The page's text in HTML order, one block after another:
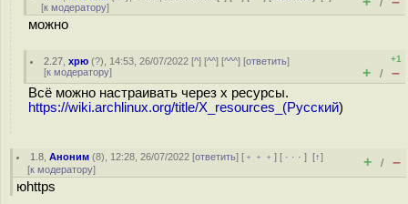
[к модератору] /
можно
2.27 ,хрю (?), 14:53, 26/07/2022 [^] [^^] [^^^] [ответить]
[к модератору]
+1
+ / –
Всё можно настраивать через x ресурсы.
https://wiki.archlinux.org/title/X_resources_(Русский)
1.8 ,Аноним (8), 12:28, 26/07/2022 [ответить] [ ﹢﹢﹢] [ · · ·][↑]
[к модератору] + / –
юhttps